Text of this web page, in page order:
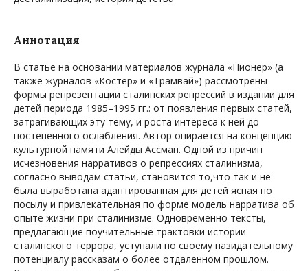
Аннотация
В статье на основании материалов журнала «Пионер» (а
также журналов «Костер» и «Трамвай») рассмотрены
формы репрезентации сталинских репрессий в издании для
детей периода 1985–1995 гг.: от появления первых статей,
затрагивающих эту тему, и роста интереса к ней до
постепенного ослабления. Автор опирается на концепцию
культурной памяти Алейды Ассман. Одной из причин
исчезновения нарративов о репрессиях сталинизма,
согласно выводам статьи, становится то,что так и не
была выработана адаптированная для детей ясная по
посылу и привлекательная по форме модель нарратива об
опыте жизни при сталинизме. Одновременно тексты,
предлагающие поучительные трактовки истории
сталинского террора, уступали по своему назидательному
потенциалу рассказам о более отдаленном прошлом.